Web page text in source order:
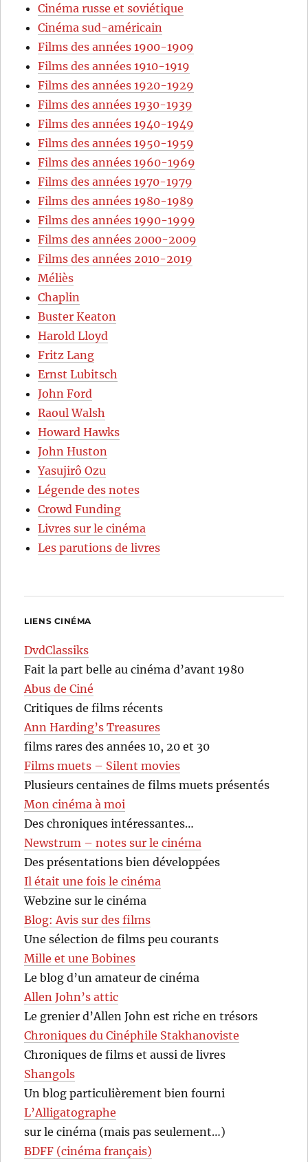
Cinéma russe et soviétique
Cinéma sud-américain
Films des années 1900-1909
Films des années 1910-1919
Films des années 1920-1929
Films des années 1930-1939
Films des années 1940-1949
Films des années 1950-1959
Films des années 1960-1969
Films des années 1970-1979
Films des années 1980-1989
Films des années 1990-1999
Films des années 2000-2009
Films des années 2010-2019
Méliès
Chaplin
Buster Keaton
Harold Lloyd
Fritz Lang
Ernst Lubitsch
John Ford
Raoul Walsh
Howard Hawks
John Huston
Yasujirô Ozu
Légende des notes
Crowd Funding
Livres sur le cinéma
Les parutions de livres
LIENS CINÉMA
DvdClassiks
Fait la part belle au cinéma d’avant 1980
Abus de Ciné
Critiques de films récents
Ann Harding’s Treasures
films rares des années 10, 20 et 30
Films muets – Silent movies
Plusieurs centaines de films muets présentés
Mon cinéma à moi
Des chroniques intéressantes…
Newstrum – notes sur le cinéma
Des présentations bien développées
Il était une fois le cinéma
Webzine sur le cinéma
Blog: Avis sur des films
Une sélection de films peu courants
Mille et une Bobines
Le blog d’un amateur de cinéma
Allen John’s attic
Le grenier d’Allen John est riche en trésors
Chroniques du Cinéphile Stakhanoviste
Chroniques de films et aussi de livres
Shangols
Un blog particulièrement bien fourni
L’Alligatographe
sur le cinéma (mais pas seulement…)
BDFF (cinéma français)